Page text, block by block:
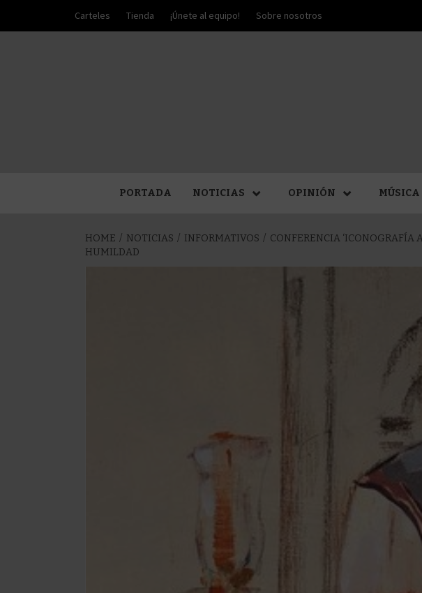
content
Carteles Tienda ¡Únete al equipo! Sobre nosotros
PORTADA NOTICIAS OPINIÓN MÚSICA
HOME NOTICIAS INFORMATIVOS
CONFERENCIA ‘ICONOGRAFÍA
HUMILDAD